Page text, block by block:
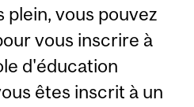
plein, vous pouvez
vous inscrire à
d'éducation
êtes inscrit à un